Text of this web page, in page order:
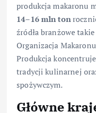
produkcja makaronu
14–16 mln ton
źródła branżowe
Organizacja
Produkcja
tradycji kulinarnej
spożywczym.
Główne